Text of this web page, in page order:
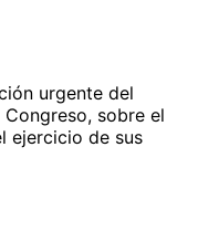
urgente del
sobre el
ejercicio de sus